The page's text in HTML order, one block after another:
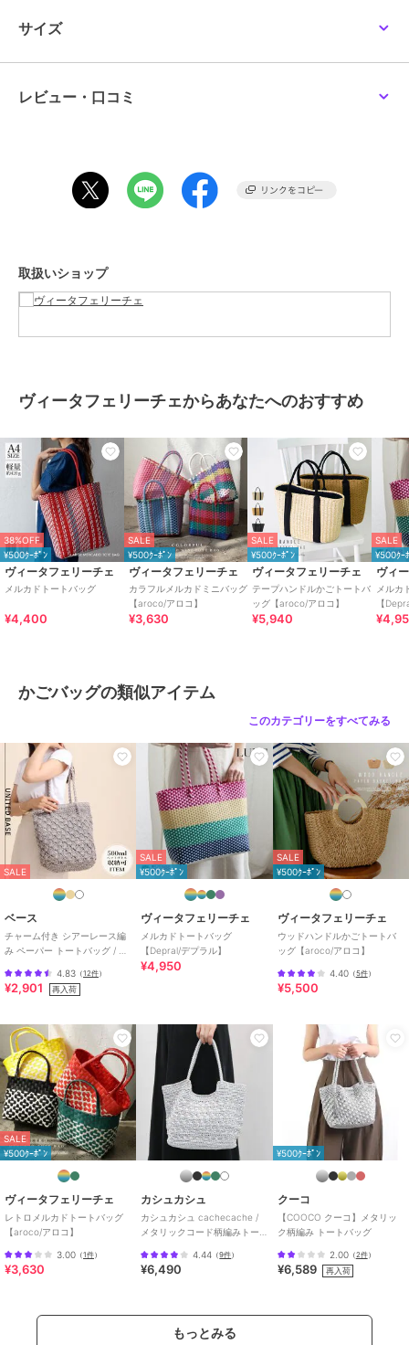
●軽量で持ち運びやすい
普段のお出かけはもちろんのこと、軽くて丈夫なのでお買い物バッグ
伝統的な色彩感覚を活かしたリズミカルな幾何学模様で、遠くからで
●ハンドル長さ：約36cm×幅：約1cm、持ち手高さ：約14cm
●外ポケット：なし
の価格が異なる場合がございますが、正しい販売価格は商品ページの
表示価格となります。
ブランド ヴィータフェリーチェ
ショップ ヴィータフェリーチェ
商品カテゴリ バッグ
カラー
ピンク、ターコイズ、ブルー、イ
エロー
素材
ポリエチレン
商品のお取り扱い方法
特徴
バッグ
幾何学柄/その他柄/
透かし編
み/大(幅31～45cm以下) /ライフ
スタイル /マリン・プール /軽
量 700ｇ以下
かごバッグ
幾何学柄
その他柄
透かし編
み/大(幅31～45cm以下)
/ 軽
原産国 中国
サイズ
レビュー・口コミ
取扱いショップ
ヴィータフェリーチェからあなたへのおすすめ
38%OFF
¥500ｸｰﾎﾟﾝ
ヴィータフェリーチェ
メルカドトートバッグ
¥4,400
SALE
¥500ｸｰﾎﾟﾝ
ヴィータフェリーチェ
カラフルメルカドミニバッグ
【aroco/アロコ】
¥3,630
SALE
¥500ｸｰﾎﾟﾝ
ヴィータフェリーチェ
テープハンドルかごトートバ
ッグ【aroco/アロコ】
¥5,940
SALE
¥500ｸｰ
ヴィ
メルカ
【
かごバッグの類似アイテム
このカテゴリーをすべてみる
SALE
ベース
チャーム付き シアーレース編
み ペーパー トートバッグ / レ
対応
4.83 （12件）
¥2,901 再入荷
SALE
¥500ｸｰﾎﾟﾝ
ヴィータフェリーチェ
メルカドトートバッグ
【Depral/デプラル】
¥4,950
SALE
¥500ｸｰﾎﾟﾝ
ヴィータフェリーチェ
ウッドハンドルかごトートバ
ッグ【aroco/アロコ】
4.40（5件）
¥5,500
SALE
¥500ｸｰﾎﾟﾝ
ヴィータフェリーチェ
レトロメルカドトートバッグ
【aroco/アロコ】
3.00 （1件）
¥3,630
カシュカシュ
カシュカシュ cachecache /
メタリックコード柄編みトー
4.44 （9件）
¥6,490
¥500ｸｰﾎﾟﾝ
クーコ
【COOCO クーコ】メタリッ
ク柄編み トートバッグ
2.00（2件）
¥6,589 再入荷
もっとみる